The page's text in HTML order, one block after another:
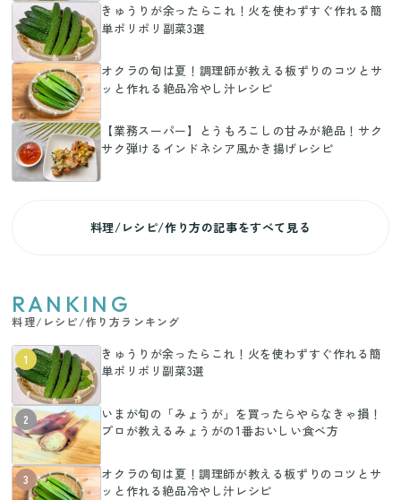
きゅうりが余ったらこれ！火を使わずすぐ作れる簡
単ポリポリ副菜3選
オクラの旬は夏！調理師が教える板ずりのコツとサ
ッと作れる絶品冷やし汁レシピ
【業務スーパー】とうもろこしの甘みが絶品！サク
サク弾けるインドネシア風かき揚げレシピ
料理/レシピ/作り方の記事をすべて見る
RANKING
料理/レシピ/作り方ランキング
1
きゅうりが余ったらこれ！火を使わずすぐ作れる簡
単ポリポリ副菜3選
2
いまが旬の「みょうが」を買ったらやらなきゃ損！
プロが教えるみょうがの1番おいしい食べ方
3
オクラの旬は夏！調理師が教える板ずりのコツとサ
ッと作れる絶品冷やし汁レシピ